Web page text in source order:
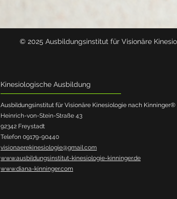
© 2025 Ausbildungsinstitut für Visionäre
Kinesiologische Ausbildung
Ausbildungsinstitut für Visionäre Kinesiologie nach Kinninger®
Heinrich-von-Stein-Straße 43
92342 Freystadt
Telefon 09179-90440
visionaerekinesiologie@gmail.com
www.ausbildungsinstitut-kinesiologie-kinninger.de
www.diana-kinninger.com